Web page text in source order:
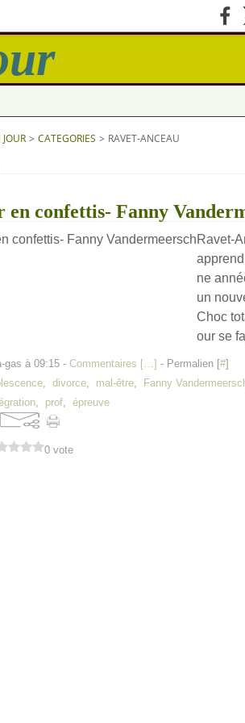
> CATEGORIES > RAVET-ANCEAU
confettis- Fanny
Ravet-
ne
un
Choc
our se
gas à 09:15 - Commentaires […] - Permalien [#]
, divorce, mal-être, Fanny
, prof, épreuve
0 vote